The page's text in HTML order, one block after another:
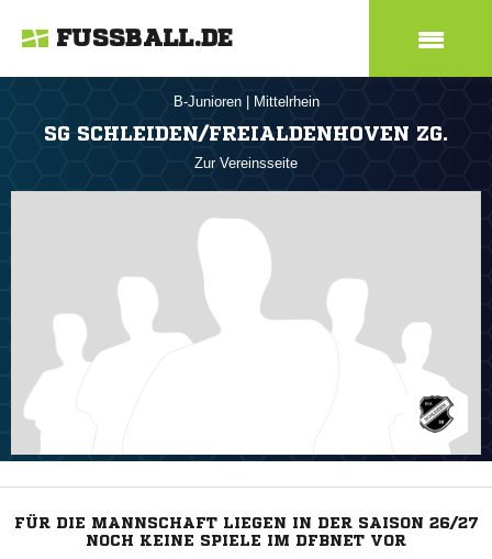
FUSSBALL.DE
B-Junioren Mittelrhein
SG SCHLEIDEN/FREIALDENHOVEN ZG.
Zur Vereinsseite
FÜR DIE MANNSCHAFT LIEGEN IN DER SAISON 26/27
NOCH KEINE SPIELE IM DFBNET VOR